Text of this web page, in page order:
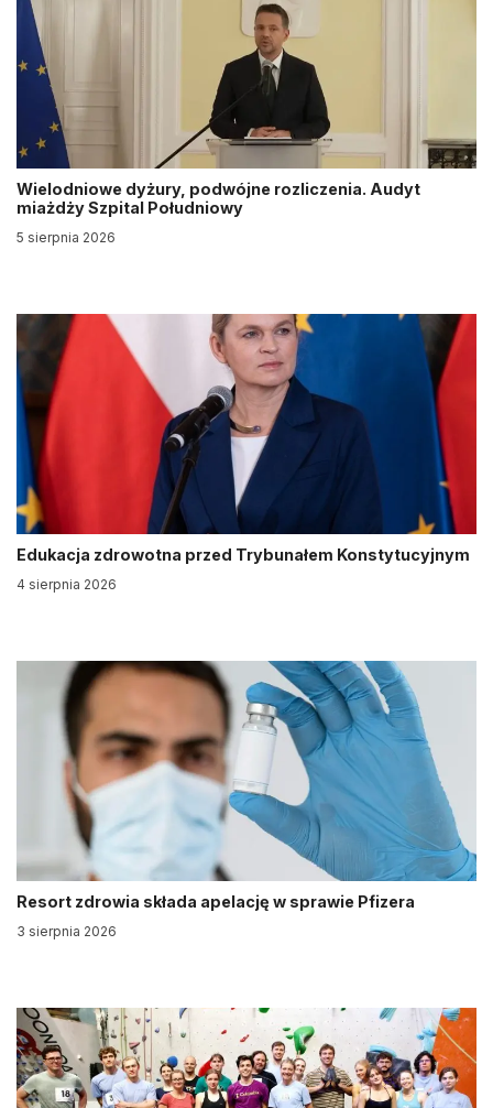
Wielodniowe dyżury, podwójne rozliczenia. Audyt
miażdży Szpital Południowy
5 sierpnia 2026
Edukacja zdrowotna przed Trybunałem Konstytucyjnym
4 sierpnia 2026
Resort zdrowia składa apelację w sprawie Pfizera
3 sierpnia 2026